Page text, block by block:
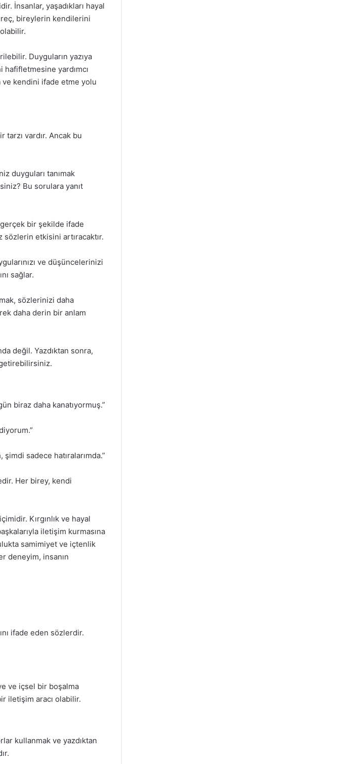
İnsanlar, yaşadıkları hayal
bireylerin kendilerini
Duyguların yazıya
yardımcı
kendini ifade etme yolu
vardır. Ancak bu
duyguları tanımak
Bu sorulara yanıt
bir şekilde ifade
sözlerin etkisini artıracaktır.
ve düşüncelerinizi
sağlar.
sözlerinizi daha
daha derin bir anlam
değil. Yazdıktan sonra,
biraz daha kanatıyormuş.”
sadece hatıralarımda.”
Her birey, kendi
Kırgınlık ve hayal
iletişim kurmasına
samimiyet ve içtenlik
deneyim, insanın
ifade eden sözlerdir.
ve içsel bir boşalma
iletişim aracı olabilir.
kullanmak ve yazdıktan